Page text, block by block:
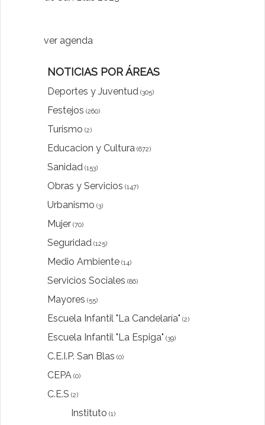
ver agenda
NOTICIAS POR ÁREAS
Deportes y Juventud (305)
Festejos (260)
Turismo (2)
Educacion y Cultura (672)
Sanidad (153)
Obras y Servicios (147)
Urbanismo (3)
Mujer (70)
Seguridad (125)
Medio Ambiente (14)
Servicios Sociales (86)
Mayores (55)
Escuela Infantil "La Candelaría" (2)
Escuela Infantil "La Espiga" (39)
C.E.I.P. San Blas (0)
CEPA (0)
C.E.S (2)
Instituto (1)